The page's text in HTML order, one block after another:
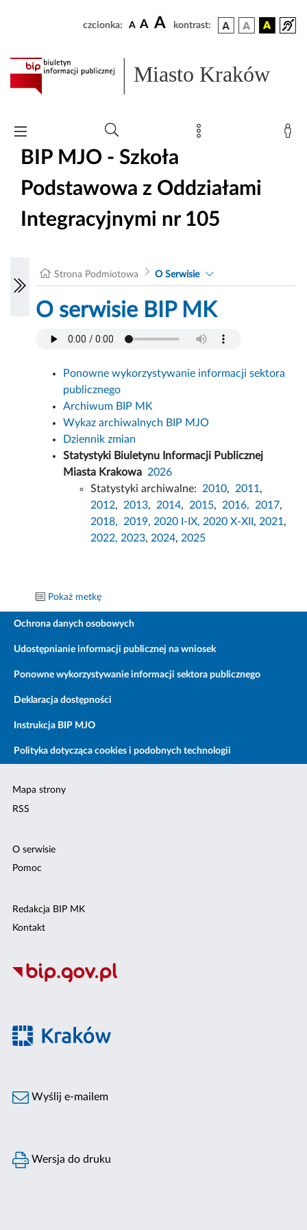
czcionka: A A A kontrast:
Miasto Kraków
BIP MJO - Szkoła
Podstawowa z Oddziałami
Integracyjnymi nr 105
Strona Podmiotowa O Serwisie
O serwisie BIP MK
Ponowne wykorzystywanie informacji sektora
publicznego
Archiwum BIP MK
Wykaz archiwalnych BIP MJO
Dziennik zmian
Statystyki Biuletynu Informacji Publicznej
Miasta Krakowa 2026
Statystyki archiwalne: 2010, 2011,
2012, 2013, 2014, 2015, 2016, 2017,
2018,
2019, 2020 I-IX, 2020 X-XII , 2021,
2022, 2023, 2024, 2025
Pokaż metkę
Ochrona danych osobowych
Udostępnianie informacji publicznej na wniosek
Ponowne wykorzystywanie informacji sektora publicznego
Deklaracja dostępności
Instrukcja BIP MJO
Polityka dotycząca cookies i podobnych technologii
Mapa strony
RSS
O serwisie
Pomoc
Redakcja BIP MK
Kontakt
Wyślij e-mailem
Wersja do druku